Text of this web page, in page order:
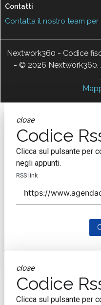
Contatti
Contatta il nostro team
Nextwork360 - Codice
- © 2026 Nextwork360.
close
Codice
Clicca sul pulsante per
negli appunti.
RSS link
close
Codice
Clicca sul pulsante per